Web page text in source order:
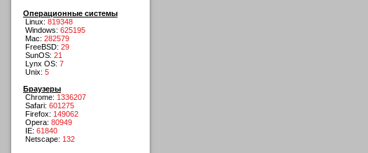
Операционные системы
Linux: 819348
Windows: 625195
Mac: 282579
FreeBSD: 29
SunOS: 21
Lynx OS: 7
Unix: 5
Браузеры
Chrome: 1336207
Safari: 601275
Firefox: 149062
Opera: 80949
IE: 61840
Netscape: 132